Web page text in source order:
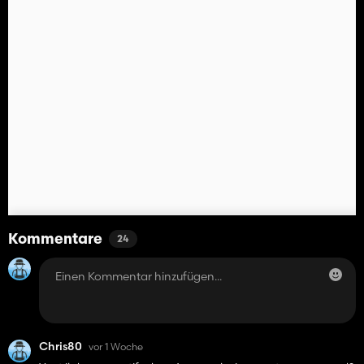
höhere Erträge**:
| Dünger | Quelle | Renditebonus |
|--------|--------|---------------|
| 💧 **Bio-Gülle** | Bio-Tiere (Kühe, Schweine) | **+6%** |
| 🟢 **Bio-Gärrest / Bio-Gülle** | Biogasanlage (mit organischen
Substraten) | **+12%** |
**Wichtig:** Die Boni stapeln sich mit dem Bio-Status:
Kommentare 24
Chris80 vor 1 Woche